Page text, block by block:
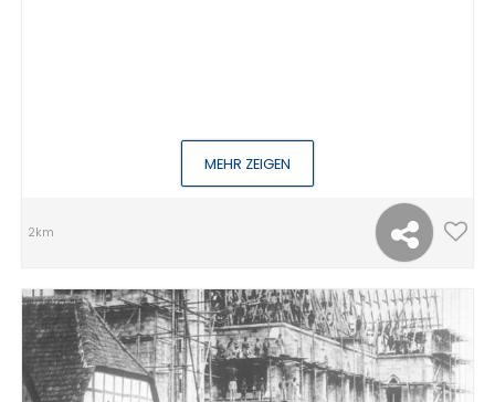
MEHR ZEIGEN
2km